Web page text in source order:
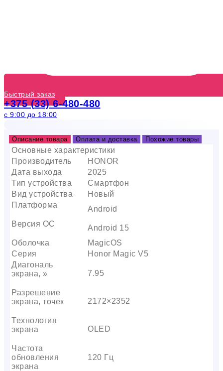
Быстрый заказ
+375 (33) 6-480-480
с 9:00 до 18:00
Описание товара Оплата и доставка Похожие товары
Основные характеристики
Производитель
HONOR
Дата выхода
2025
Тип устройства
Смартфон
Вид устройства
Новый
Платформа
Android
Версия ОС
Android 15
Оболочка
MagicOS
Серия
Honor Magic V5
Диагональ
экрана, »
7.95
Разрешение
экрана, точек
2172×2352
Технология
экрана
OLED
Частота
обновления
экрана
120 Гц